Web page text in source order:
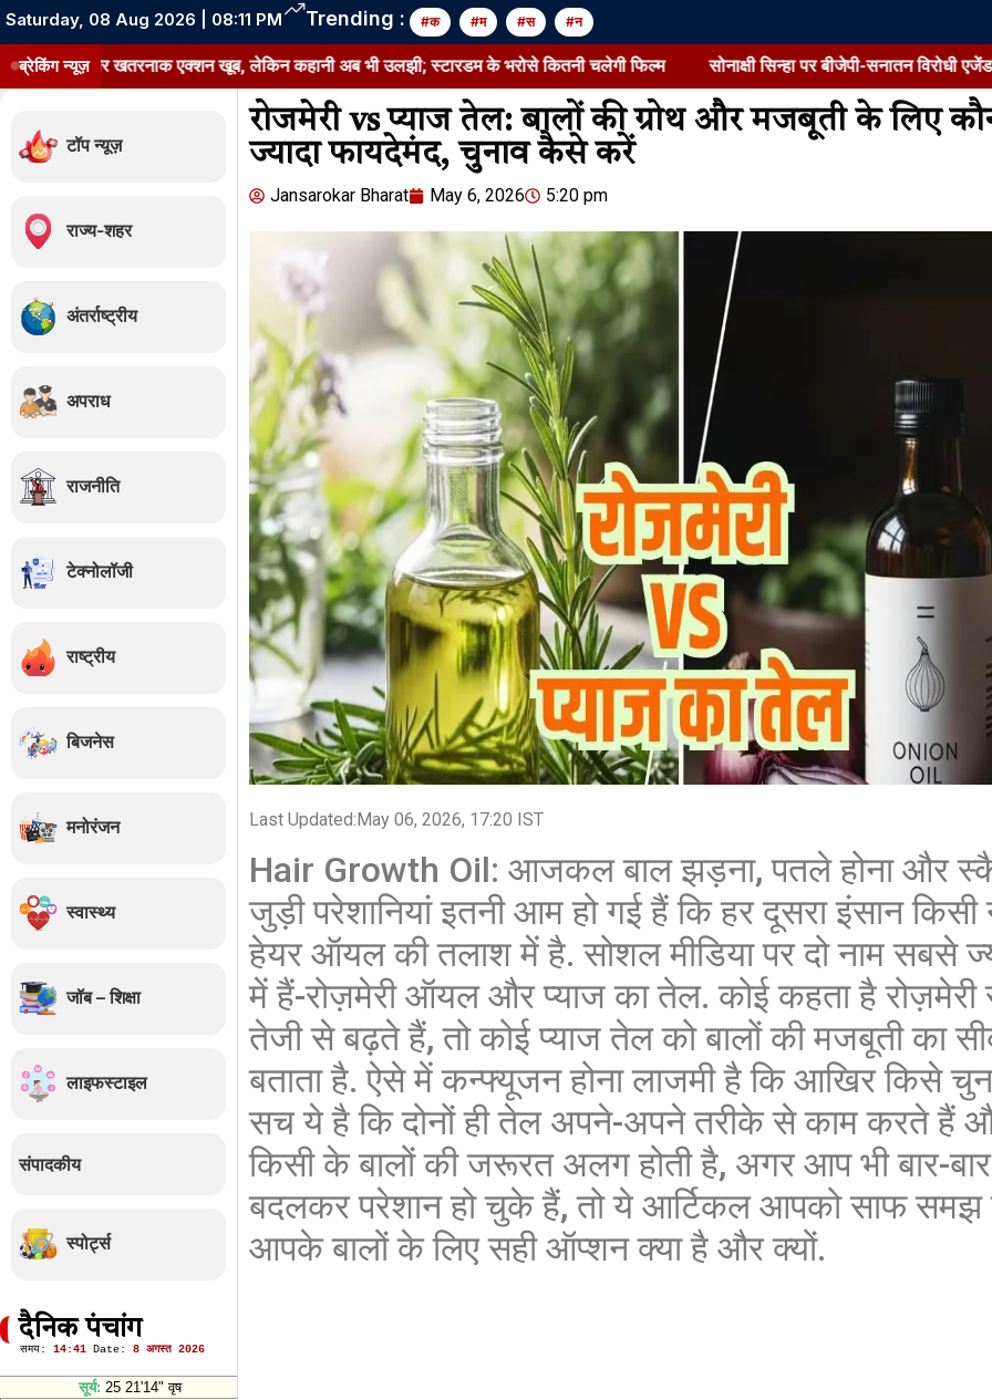
Saturday, 08 Aug 2026 | 08:11 PM Trending : #क #म #स #न
ब्रेकिंग न्यूज़एक्शन खूब, लेकिन कहानी अब भी उलझी; स्टारडम के भरोसे कितनी चलेगी फिल्म सोनाक्षी सिन्हा पर बीजेपी-सनातन विरोधी एजेंडा चलाने का
टॉप न्यूज़
राज्य-शहर
अंतर्राष्ट्रीय
अपराध
राजनीति
टेक्नोलॉजी
राष्ट्रीय
बिजनेस
मनोरंजन
स्वास्थ्य
जॉब – शिक्षा
लाइफस्टाइल
संपादकीय
स्पोर्ट्स
दैनिक पंचांग
रोजमेरी vs प्याज तेल: बालों की ग्रोथ और मजबूती के लिए
ज्यादा फायदेमंद, चुनाव कैसे करें
Jansarokar Bharat May 6, 2026 5:20 pm
Last Updated:May 06, 2026, 17:20 IST
Hair Growth Oil: आजकल बाल झड़ना, पतले होना और
जुड़ी परेशानियां इतनी आम हो गई हैं कि हर दूसरा इंसान किसी
हेयर ऑयल की तलाश में है. सोशल मीडिया पर दो नाम सबसे
में हैं-रोज़मेरी ऑयल और प्याज का तेल. कोई कहता है रोज़मेरी
तेजी से बढ़ते हैं, तो कोई प्याज तेल को बालों की मजबूती का
बताता है. ऐसे में कन्फ्यूजन होना लाजमी है कि आखिर किसे
सच ये है कि दोनों ही तेल अपने-अपने तरीके से काम करते हैं
किसी के बालों की जरूरत अलग होती है, अगर आप भी बार-
बदलकर परेशान हो चुके हैं, तो ये आर्टिकल आपको साफ समझ
आपके बालों के लिए सही ऑप्शन क्या है और क्यों.
Jansarokar Bharat
खतरे में फेसबुक-इंस्टाग्राम की
कानूनी सुरक्षा:पब्लिशर माना गया
तो होगी सीधी कार्रवाई, मेटा को
इंसानी निगरानी बढ़ाने के निर्देश
August 8, 2026 / 12:57 pm
शेयर करें -
सोनाक्षी
विरोधी एजेंडा
में विराट
को अनफॉलो
August 8, 2026
शेयर करें -